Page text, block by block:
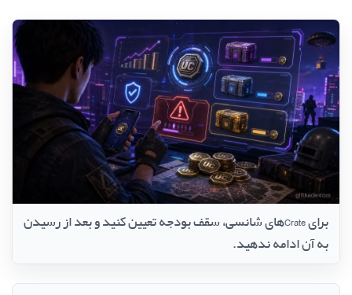
برای Crateهای شانسی، سقف بودجه تعیین کنید و بعد از رسیدن
به آن ادامه ندهید.